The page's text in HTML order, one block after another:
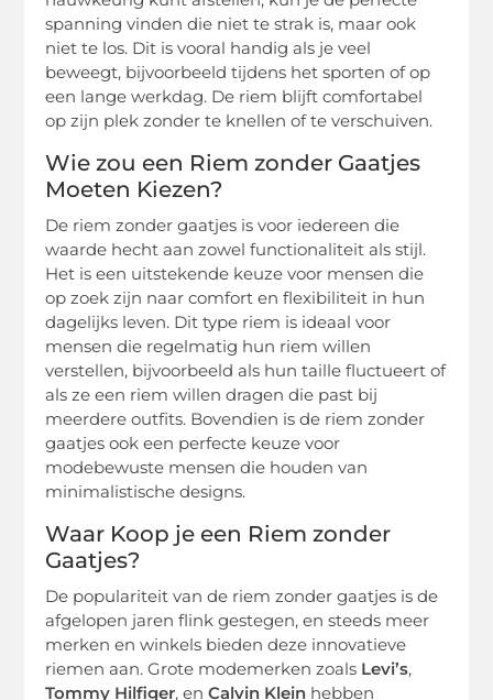
spanning vinden die niet te strak is, maar ook
niet te los. Dit is vooral handig als je veel
beweegt, bijvoorbeeld tijdens het sporten of op
een lange werkdag. De riem blijft comfortabel
op zijn plek zonder te knellen of te verschuiven.
Wie zou een Riem zonder Gaatjes
Moeten Kiezen?
De riem zonder gaatjes is voor iedereen die
waarde hecht aan zowel functionaliteit als stijl.
Het is een uitstekende keuze voor mensen die
op zoek zijn naar comfort en flexibiliteit in hun
dagelijks leven. Dit type riem is ideaal voor
mensen die regelmatig hun riem willen
verstellen, bijvoorbeeld als hun taille fluctueert of
als ze een riem willen dragen die past bij
meerdere outfits. Bovendien is de riem zonder
gaatjes ook een perfecte keuze voor
modebewuste mensen die houden van
minimalistische designs.
Waar Koop je een Riem zonder
Gaatjes?
De populariteit van de riem zonder gaatjes is de
afgelopen jaren flink gestegen, en steeds meer
merken en winkels bieden deze innovatieve
riemen aan. Grote modemerken zoals Levi’s,
Tommy Hilfiger, enCalvin Klein hebben